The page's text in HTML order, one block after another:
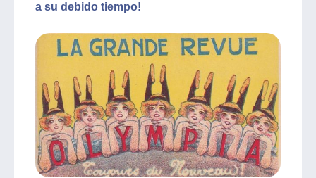
a su debido tiempo!